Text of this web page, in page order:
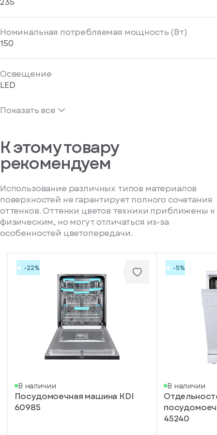
Номинальная потребляемая мощность (Вт)
150
Освещение
LED
Показать все
К этому товару
рекомендуем
Использование различных типов материалов
поверхностей не гарантирует полного сочетания
оттенков. Оттенки цветов техники приближены к
физическим, но могут отличаться из-за
особенностей цветопередачи.
-22%
В наличии
Посудомоечная машина KDI
60985
-5%
В наличии
45240